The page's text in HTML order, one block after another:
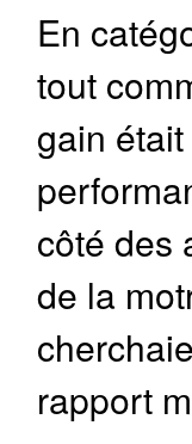
En
tout
gain
côté des
de la
rapport